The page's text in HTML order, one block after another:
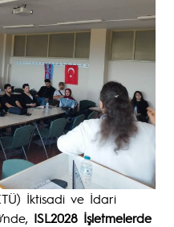
İktisadi ve İdari
ISL2028 İşletmelerde